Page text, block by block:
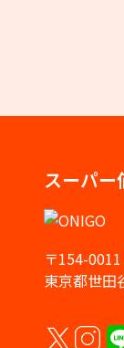
スーパー
〒154-0011
東京都世田